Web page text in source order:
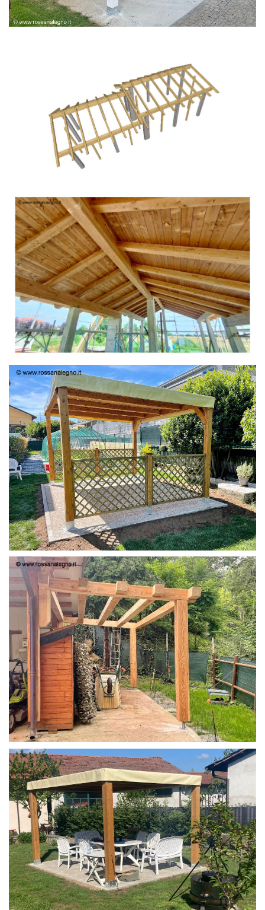
PERGOLA BIANCA SPAZZOLATA
TETTO IN ABETE LAMELLARE PRETAGLIATO
PERGOLA 4X3
STRUTTURA IN LARICE U/F CON INCASTRI
PERGOLA